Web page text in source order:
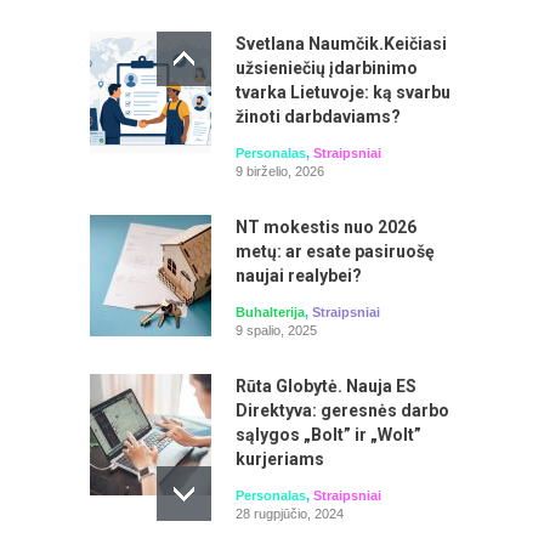
Svetlana Naumčik.Keičiasi
užsieniečių įdarbinimo
tvarka Lietuvoje: ką svarbu
žinoti darbdaviams?
Personalas, Straipsniai
9 birželio, 2026
NT mokestis nuo 2026
metų: ar esate pasiruošę
naujai realybei?
Buhalterija, Straipsniai
9 spalio, 2025
Rūta Globytė. Nauja ES
Direktyva: geresnės darbo
sąlygos „Bolt” ir „Wolt”
kurjeriams
Personalas, Straipsniai
28 rugpjūčio, 2024
Darbo užmokesčio viešajame sektoriuje
skaičiavimas, apskaita ir pakeitimai
Seminarą veda: Irma Kamarauskienė
Laiko planavimas ir valdymas. Prioritetų
ir pusiausvyros išlaikymas
Seminarą veda: Aistė Mažeikienė